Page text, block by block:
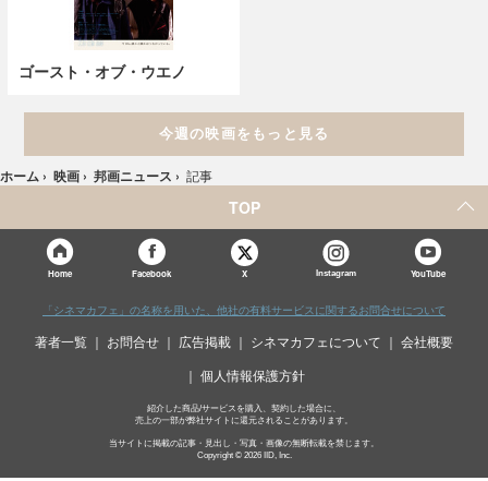
ゴースト・オブ・ウエノ
今週の映画をもっと見る
ホーム › 映画 › 邦画ニュース › 記事
TOP
Home Facebook X Instagram YouTube
「シネマカフェ」の名称を用いた、他社の有料サービスに関するお問合せについて
著者一覧 お問合せ 広告掲載 シネマカフェについて 会社概要
個人情報保護方針
紹介した商品/サービスを購入、契約した場合に、
売上の一部が弊社サイトに還元されることがあります。
当サイトに掲載の記事・見出し・写真・画像の無断転載を禁じます。
Copyright © 2026 IID, Inc.